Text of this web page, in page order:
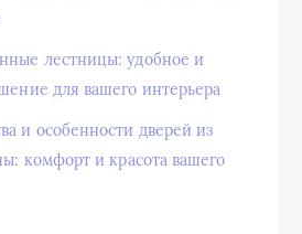
лестницы: удобное и
для вашего интерьера
и особенности дверей из
комфорт и красота вашего